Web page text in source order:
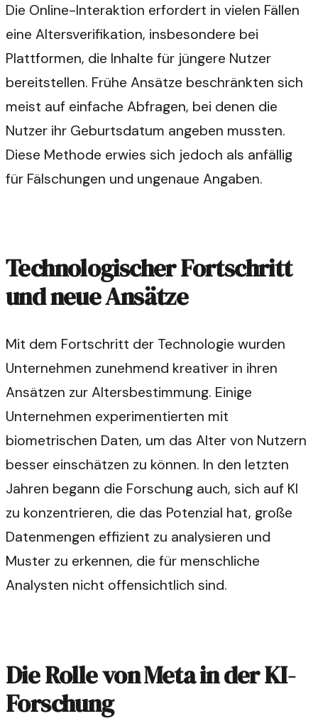
Die Online-Interaktion erfordert in vielen Fällen
eine Altersverifikation, insbesondere bei
Plattformen, die Inhalte für jüngere Nutzer
bereitstellen. Frühe Ansätze beschränkten sich
meist auf einfache Abfragen, bei denen die
Nutzer ihr Geburtsdatum angeben mussten.
Diese Methode erwies sich jedoch als anfällig
für Fälschungen und ungenaue Angaben.
Technologischer Fortschritt
und neue Ansätze
Mit dem Fortschritt der Technologie wurden
Unternehmen zunehmend kreativer in ihren
Ansätzen zur Altersbestimmung. Einige
Unternehmen experimentierten mit
biometrischen Daten, um das Alter von Nutzern
besser einschätzen zu können. In den letzten
Jahren begann die Forschung auch, sich auf KI
zu konzentrieren, die das Potenzial hat, große
Datenmengen effizient zu analysieren und
Muster zu erkennen, die für menschliche
Analysten nicht offensichtlich sind.
Die Rolle von Meta in der KI-
Forschung